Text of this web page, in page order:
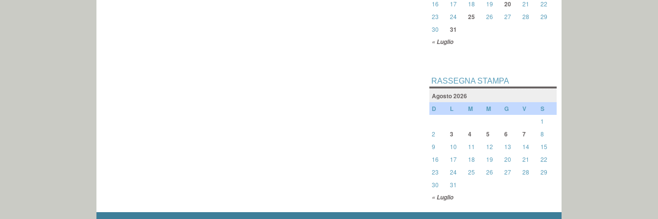
« Luglio
16
17 18 19 20 21
22
23
24 25 26 27 28
29
30
31
RASSEGNA STAMPA
Agosto 2026
D
L M M G V S
« Luglio
1
2
3 4 5 6 7
8
9
10 11 12 13 14
15
16
17 18 19 20 21
22
23
24 25 26 27 28
29
30
31